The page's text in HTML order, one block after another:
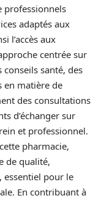
professionnels
adaptés aux
l’accès aux
centrée sur
santé, des
en matière de
des consultations
d’échanger sur
et professionnel.
pharmacie,
de qualité,
essentiel pour le
En contribuant à